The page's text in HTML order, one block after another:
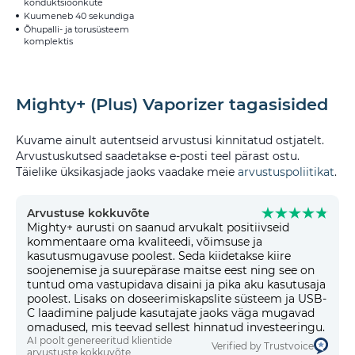
konduktsioonküte
Kuumeneb 40 sekundiga
Õhupalli- ja torusüsteem
komplektis
Mighty+ (Plus) Vaporizer tagasisided
Kuvame ainult autentseid arvustusi kinnitatud ostjatelt.
Arvustuskutsed saadetakse e-posti teel pärast ostu.
Täielike üksikasjade jaoks vaadake meie arvustuspoliitikat.
Arvustuse kokkuvõte
Mighty+ aurusti on saanud arvukalt positiivseid
kommentaare oma kvaliteedi, võimsuse ja
kasutusmugavuse poolest. Seda kiidetakse kiire
soojenemise ja suurepärase maitse eest ning see on
tuntud oma vastupidava disaini ja pika aku kasutusaja
poolest. Lisaks on doseerimiskapslite süsteem ja USB-
C laadimine paljude kasutajate jaoks väga mugavad
omadused, mis teevad sellest hinnatud investeeringu.
AI poolt genereeritud klientide
arvustuste kokkuvõte
Verified by Trustvoice